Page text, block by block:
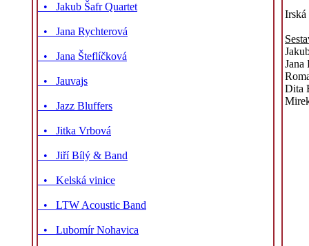
• Jakub Šafr Quartet
• Jana Rychterová
• Jana Šteflíčková
• Jauvajs
• Jazz Bluffers
• Jitka Vrbová
• Jiří Bílý & Band
• Kelská vinice
• LTW Acoustic Band
• Lubomír Nohavica
Jana
Dita